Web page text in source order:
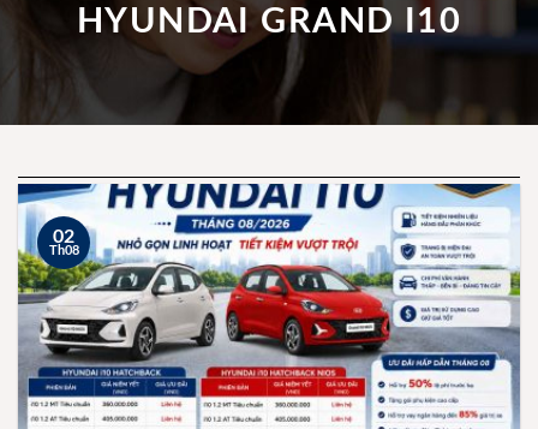
HYUNDAI GRAND I10
02
Th08